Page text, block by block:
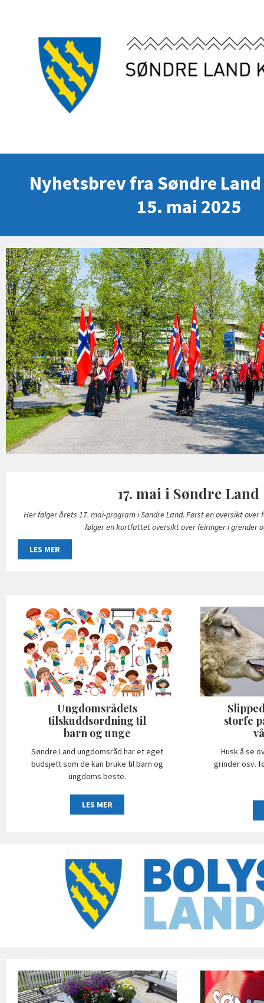
Nyhetsbrev fra Søndre
15. mai 2025
17. mai i Søndre Land
Her følger årets 17. mai-program i Søndre Land. Først en oversikt
følger en kortfattet oversikt over feiringer i grender
LES MER
Ungdomsrådets
tilskuddsordning til
barn og unge
Søndre Land ungdomsråd har et eget
budsjett som de kan bruke til barn og
ungdoms beste.
LES MER
storfe
Husk å se
grinder osv.